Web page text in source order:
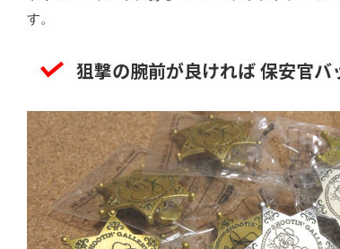
す。
狙撃の腕前が良ければ 保安官バ